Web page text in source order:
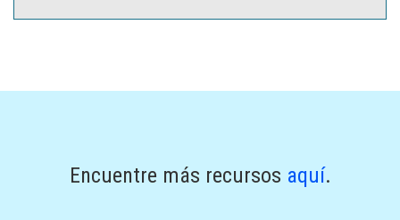
Encuentre más recursos aquí.